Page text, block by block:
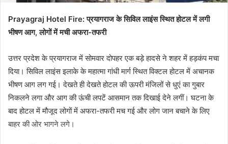
Prayagraj Hotel Fire: प्रयागराज के सिविल लाइंस स्थित होटल में लगी
भीषण आग, लोगों में मची अफरा-तफरी
उत्तर प्रदेश के प्रयागराज में सोमवार दोपहर एक बड़े हादसे ने शहर में हड़कंप मचा
दिया। सिविल लाइंस इलाके के महात्मा गांधी मार्ग स्थित विक्टल होटल में अचानक
भीषण आग लग गई। देखते ही देखते होटल की ऊपरी मंजिलों से धुएं का गुबार
निकलने लगा और आग की ऊंची लपटें आसमान तक दिखाई देने लगीं। घटना के
बाद होटल में मौजूद लोगों में अफरा-तफरी मच गई और लोग जान बचाने के लिए
बाहर की ओर भागने लगे।